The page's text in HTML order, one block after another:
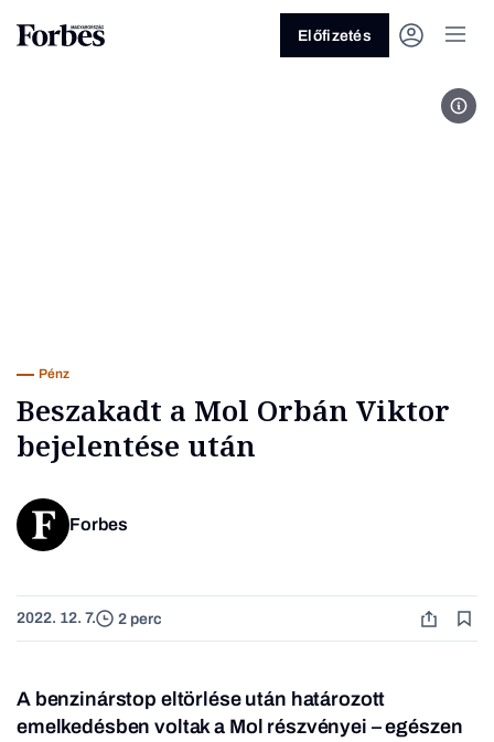
Előfizetés
Pénz
Beszakadt a Mol Orbán Viktor
bejelentése után
Forbes
2022. 12. 7. 2 perc
A benzinárstop eltörlése után határozott
emelkedésben voltak a Mol részvényei –egészen